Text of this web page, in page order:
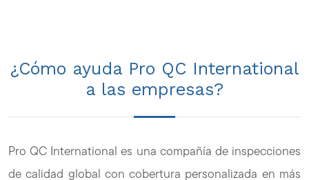
¿Cómo ayuda Pro QC International
a las empresas?
Pro QC International es una compañía de inspecciones
de calidad global con cobertura personalizada en más